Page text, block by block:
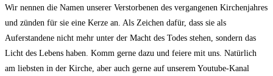
Wir nennen die Namen unserer Verstorbenen des vergangenen Kirchenjahres
und zünden für sie eine Kerze an. Als Zeichen dafür, dass sie als
Auferstandene nicht mehr unter der Macht des Todes stehen, sondern das
Licht des Lebens haben. Komm gerne dazu und feiere mit uns. Natürlich
am liebsten in der Kirche, aber auch gerne auf unserem Youtube-Kanal